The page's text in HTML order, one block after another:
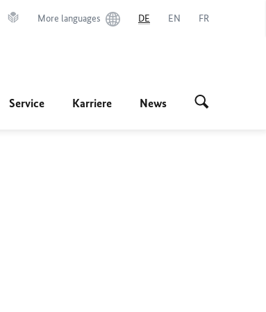
More languages DE EN FR
Service Karriere News